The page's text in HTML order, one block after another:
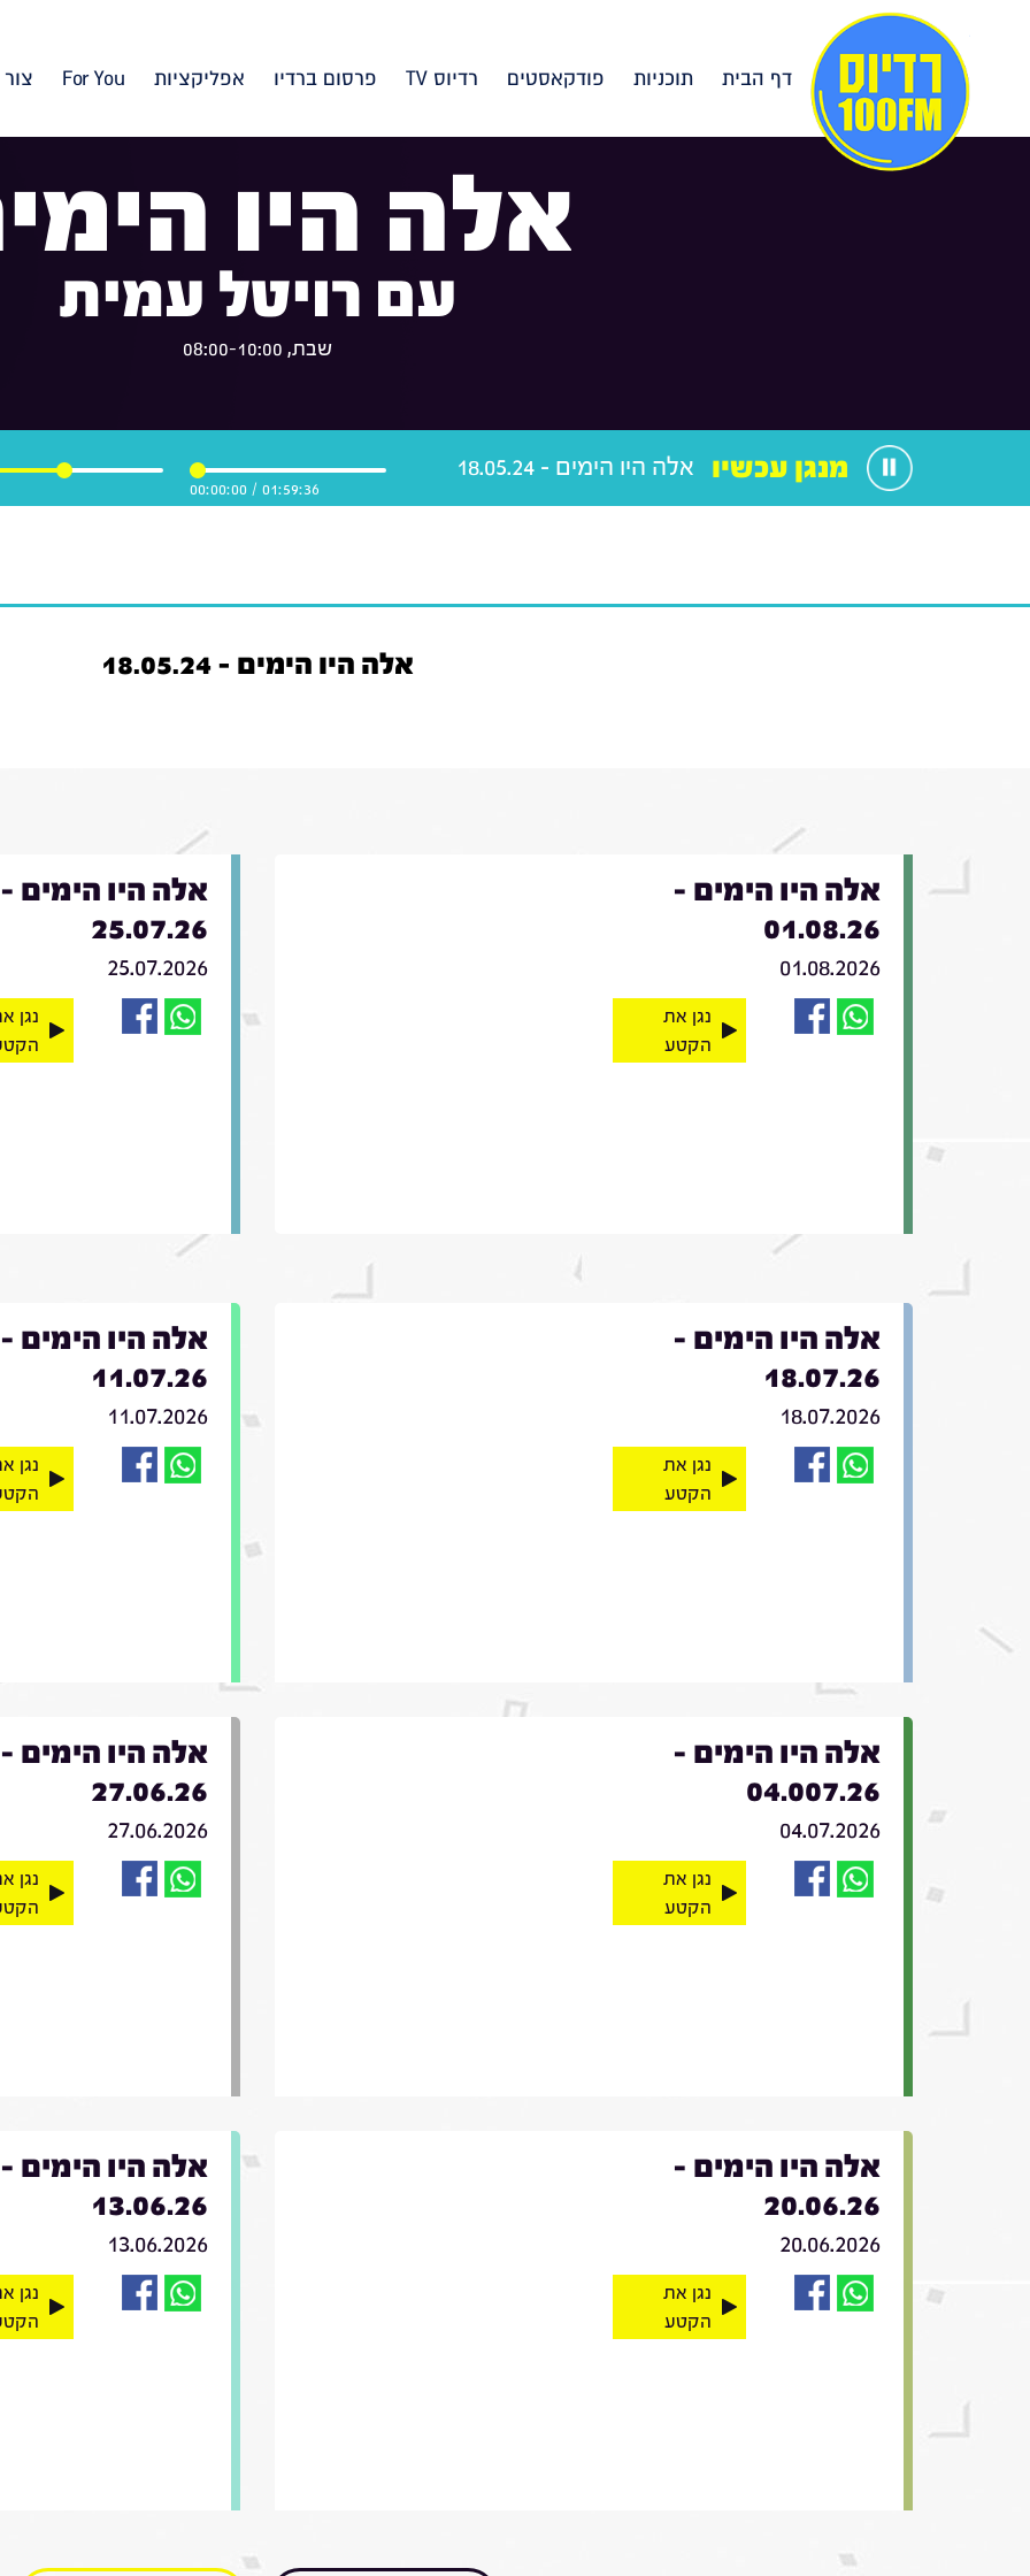
דף הבית תוכניות פודקאסטים רדיוס TV פרסום ברדיו אפליקציות For You
אלה היו
עם רויטל עמית
שבת, 08:00-10:00
01:59:36
/
00:00:00
מנגן עכשיו אלה היו הימים - 18.05.24
אלה היו הימים - 18.05.24
אלה היו הימים -
01.08.26
01.08.2026
נגן את
הקטע
אלה היו הימים -
25.07.26
25.07.2026
נגן
אלה היו הימים -
18.07.26
18.07.2026
נגן את
הקטע
אלה היו הימים -
11.07.26
11.07.2026
נגן
אלה היו הימים -
04.007.26
04.07.2026
נגן את
הקטע
אלה היו הימים -
27.06.26
27.06.2026
נגן
אלה היו הימים -
20.06.26
20.06.2026
נגן את
הקטע
אלה היו הימים -
13.06.26
13.06.2026
נגן